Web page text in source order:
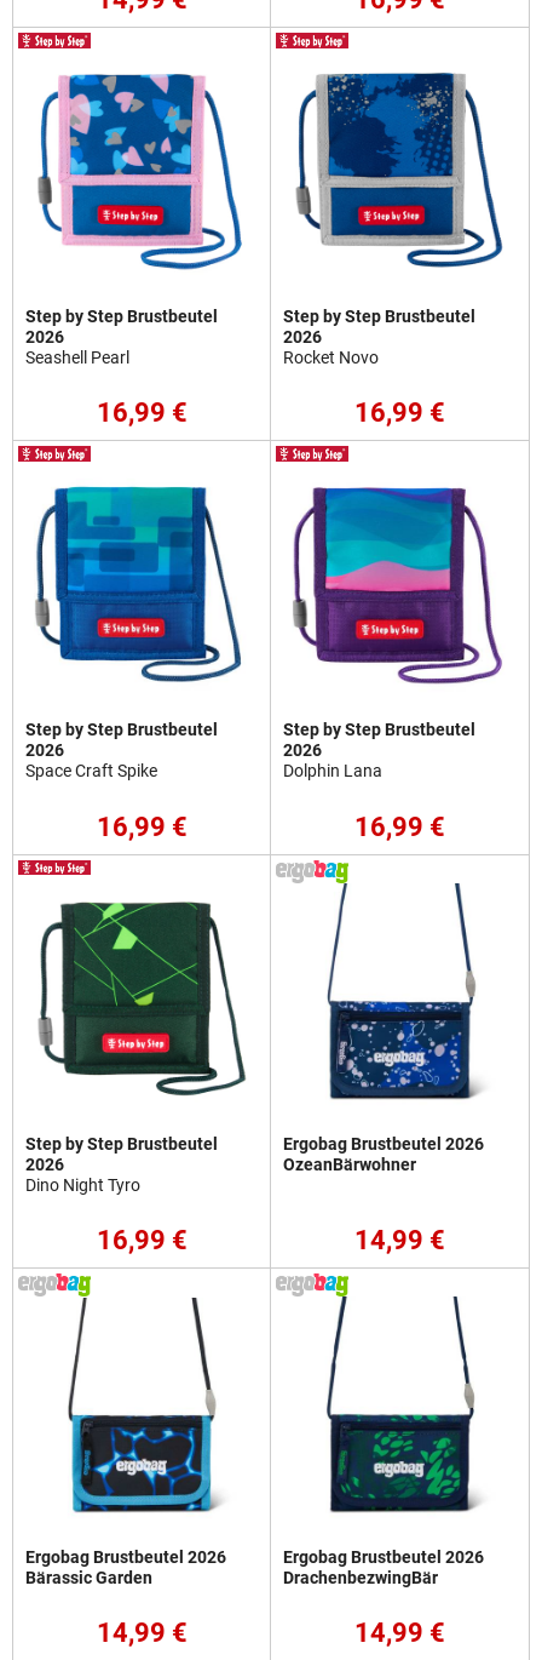
Step by Step Brustbeutel
2026
Seashell Pearl
16,99 €
Step by Step Brustbeutel
2026
Rocket Novo
16,99 €
Step by Step Brustbeutel
2026
Space Craft Spike
16,99 €
Step by Step Brustbeutel
2026
Dolphin Lana
16,99 €
Step by Step Brustbeutel
2026
Dino Night Tyro
16,99 €
Ergobag Brustbeutel 2026
OzeanBärwohner
14,99 €
Ergobag Brustbeutel 2026
Bärassic Garden
14,99 €
Ergobag Brustbeutel 2026
DrachenbezwingBär
14,99 €